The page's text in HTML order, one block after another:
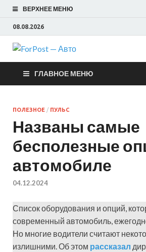
ВЕРХНЕЕ МЕНЮ
08.08.2026
Авто
ГЛАВНОЕ МЕНЮ
ПОЛЕЗНОЕ / ПУЛЬС
Названы самые
бесполезные
автомобиле
04.12.2024
Список оборудования и опций,
современный автомобиль,
Но многие водители считают
излишними. Об этом рассказал